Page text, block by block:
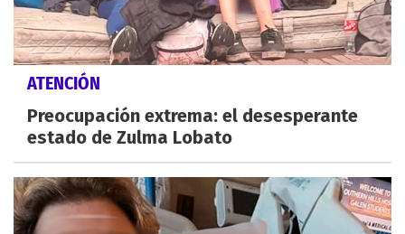
ATENCIÓN
Preocupación extrema: el desesperante
estado de Zulma Lobato